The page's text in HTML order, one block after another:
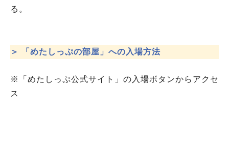
る。
＞ 「めたしっぷの部屋」への入場方法
※「めたしっぷ公式サイト」の入場ボタンからアクセ
ス